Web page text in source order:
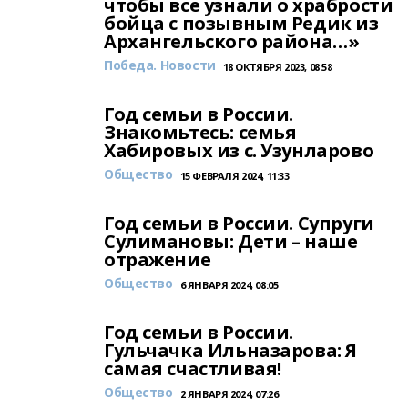
чтобы все узнали о храбрости
бойца с позывным Редик из
Архангельского района…»
Победа. Новости 18 ОКТЯБРЯ 2023, 08:58
Год семьи в России.
Знакомьтесь: семья
Хабировых из с. Узунларово
Общество 15 ФЕВРАЛЯ 2024, 11:33
Год семьи в России. Супруги
Сулимановы: Дети – наше
отражение
Общество 6 ЯНВАРЯ 2024, 08:05
Год семьи в России.
Гульчачка Ильназарова: Я
самая счастливая!
Общество 2 ЯНВАРЯ 2024, 07:26